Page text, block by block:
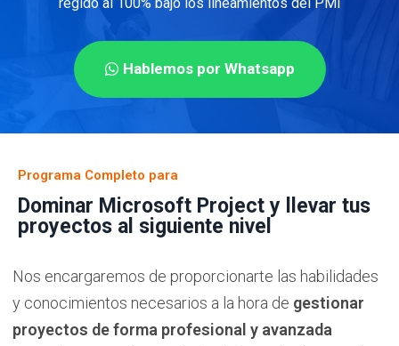
Hablemos por Whatsapp
Programa Completo para
Dominar Microsoft Project y llevar tus
proyectos al siguiente nivel
Nos encargaremos de proporcionarte las habilidades
y conocimientos necesarios a la hora de gestionar
proyectos de forma profesional y avanzada